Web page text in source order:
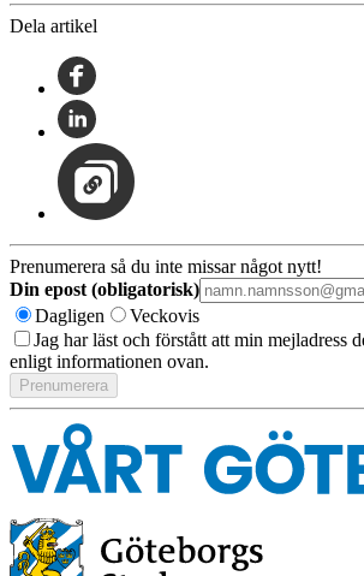
Dela artikel
Prenumerera så du inte missar något nytt!
Din epost (obligatorisk)
Dagligen
Veckovis
Jag har läst och förstått att min mejladress
enligt informationen ovan.